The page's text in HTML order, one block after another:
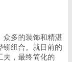
众多的装饰和精湛
铆组合。就目前的
夫，最终简化的